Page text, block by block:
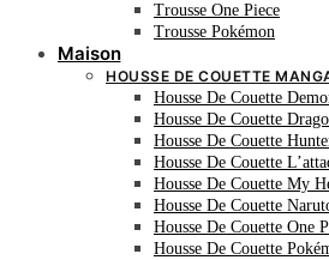
Trousse One Piece
Trousse Pokémon
Maison
HOUSSE DE COUETTE
Housse De Couette
Housse De Couette
Housse De Couette
Housse De Couette
Housse De Couette My
Housse De Couette
Housse De Couette One
Housse De Couette